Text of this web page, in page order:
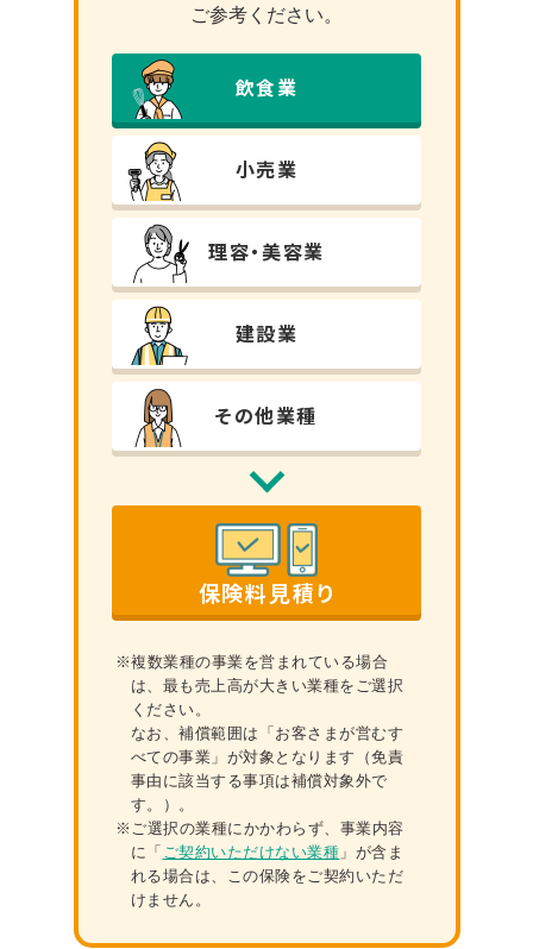
ご参考ください。
飲⾷業
小売業
理容・美容業
建設業
その他業種
保険料見積り
※複数業種の事業を営まれている場合
は、最も売上⾼が⼤きい業種をご選択
ください。
なお、補償範囲は「お客さまが営むす
べての事業」が対象となります（免責
事由に該当する事項は補償対象外で
す。）。
※ご選択の業種にかかわらず、事業内容
に「 ご契約いただけない業種 」が含ま
れる場合は、この保険をご契約いただ
けません。